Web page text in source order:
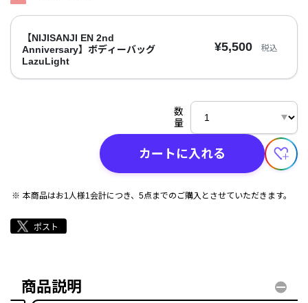
【NIJISANJI EN 2nd
Anniversary】ボディーバッグ
LazuLight
¥5,500 税込
数
量
カートに入れる
本商品はお1人様1会計につき、5点までのご購入とさせていただきます。
商品説明